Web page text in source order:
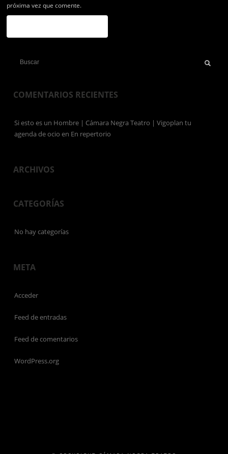
próxima vez que comente.
COMENTARIOS RECIENTES
Si esto es un Hombre | Cámara Negra Teatro | Vigoplan tu
agenda de ocio en En repertorio
ARCHIVOS
CATEGORÍAS
No hay categorías
META
Acceder
Feed de entradas
Feed de comentarios
WordPress.org